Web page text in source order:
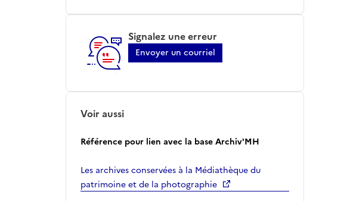
Signalez une erreur
Envoyer un courriel
Voir aussi
Référence pour lien avec la base Archiv'MH
Les archives conservées à la Médiathèque du
patrimoine et de la photographie